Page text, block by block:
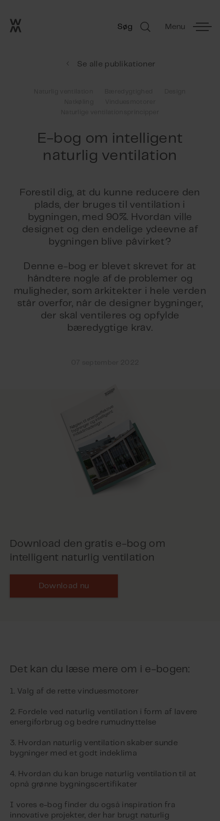
Søg Menu
Se alle publikationer
E-bog om intelligent
naturlig ventilation
Forestil dig, at du kunne reducere den
plads, der bruges til ventilation i
bygningen, med 90%. Hvordan ville
designet og den endelige ydeevne af
bygningen blive påvirket?
Denne e-bog er blevet skrevet for at
håndtere nogle af de problemer og
muligheder, som arkitekter i hele verden
står overfor, når de designer bygninger,
der skal ventileres og opfylde
bæredygtige krav.
Download den gratis e-bog om
intelligent naturlig ventilation
Download nu
Det kan du læse mere om i e-bogen:
1. Valg af de rette vinduesmotorer
2. Fordele ved naturlig ventilation i form af lavere
energiforbrug og bedre rumudnyttelse
3. Hvordan naturlig ventilation skaber sunde
bygninger med et godt indeklima
4. Hvordan du kan bruge naturlig ventilation til at
opnå grønne bygningscertifikater
I vores e-bog finder du også inspiration fra
innovative projekter, der har brugt naturlig